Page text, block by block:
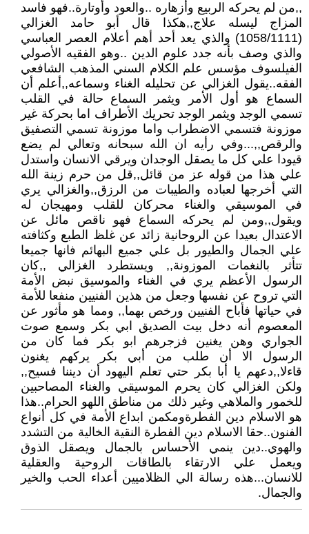
,,من لم يحركه الربيع وأزهاره ..والعود وأوتارة..فهو فاسد
المزاج ليسله علاج,,هكذا قال أبو حامد الغزالي
(1058/1111) والذي يعد أحد أهم أعلام العصر العباسي
والذي وصف بأنه جدد علوم الدين ..وهو الفقيه الأصولي
الفيلسوف مؤسس علم الكلام السني المذهب الشافعي
الفقه..يقول الغزالي عن تحليله الغناء وسماعه,,أعلم أن
السماع هو أول الأمر ويثمر السماع حالة في القلب
تسمي الوجد ويثمر الوجد تحريك الأطراف اما بحركة غير
موزونة فتسمي الاضطراب واما موزونة تسمي التصفيق
والرقص,,...وفي رأيه ان الله سبحانه وتعالي لم يضع
قيودا علي كل ما يصقل الوجدان ويرقي الانسان واستدل
علي هذا من قوله عز من قائل,,قل من حرم زينة الله
التي أخرجها لعباده والطيبات من الرزق,,والغزالي يري
في الموسيقي والغناء محركان للقلب ومهيجان له
ويقول,,ومن لم يحركه السماع فهو ناقص مائل عن
الاعتدال بعيدا عن الروحانية زائد عن غلظ الطبع وكثافته
علي الجمال والطيور بل علي جميع البهائم فانها جميعا
تتأثر بالنغمات الموزونة,, ويستطرد الغزالي ,,كان
الرسول الأعظم يري في الغناء والموسيق نبض الأمة
التي تروح عن نفسها وجعل من هذين الفنيين منفعا للأمة
في حياتها فأباح الفنيين ورخص بهما,, ومما هو مأثور عن
المعصوم أنه دخل بيت الصديق ابي بكر وسمع صوت
الجواري وهن يغنين فزجرهم ابو بكر فما كان من
الرسول الا أن طلب من أبي بكر يركهم يغنون
قاءلا,,دعهم يا أبا بكر حتي تعلم اليهود أن ديننا فسيح,,
ولكن الغزالي كان يحرم الموسيقي والغناء المصاحبين
للخمور والملاهي وغير ذلك من مناطق اللهو الحرام..هذا
هو الاسلام دين الفطرةومكمن ابداع الأمة في كل أنواع
الفنون..حقا الاسلام دين الفطرة النقية الخالية من التشدد
والهوي..دين ينمي الأحساس بالجمال ويصقل الذوق
ويعمل علي الارتقاء بالطاقات الروحية والعقلية
للانسان...هذه رسالة الي الظلاميين أعداء الحب والخير
والجمال.